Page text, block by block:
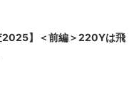
2025】＜前編＞220Yは飛